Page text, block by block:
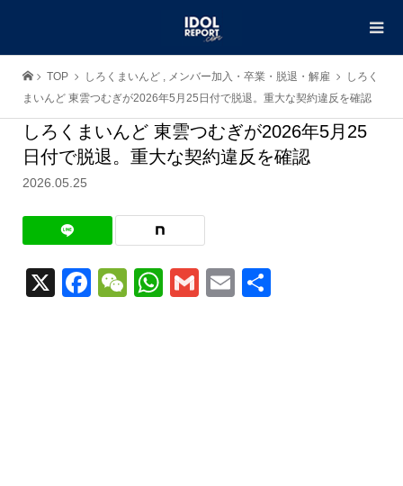
TOP しろくまいんど , メンバー加入・卒業・脱退・解雇
しろく
まいんど 東雲つむぎが2026年5月25日付で脱退。重大な契約違反を確認
しろくまいんど 東雲つむぎが2026年5月25
日付で脱退。重大な契約違反を確認
2026.05.25
X Facebook
WeChat
WhatsApp
GmailEmail